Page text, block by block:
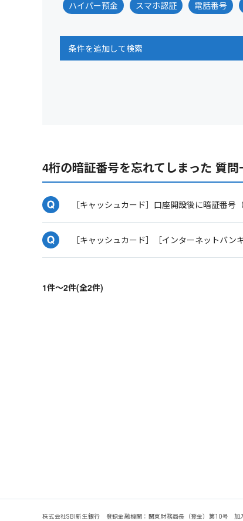
ハイパー預金 スマホ認証 電話番号
条件を追加して検索
4桁の暗証番号を忘れてしまった 質問
［キャッシュカード］口座開設後に暗証番号
［キャッシュカード］［インターネットバ
1件～2件(全2件)
株式会社SBI新生銀行 登録金融機関：関東財務局長（登金）第10号 加